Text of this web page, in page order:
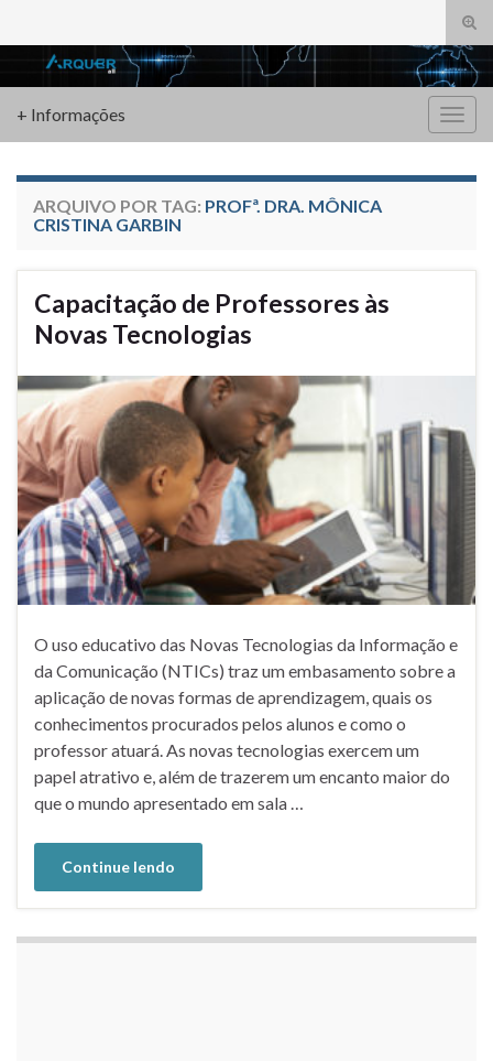
de
Search for:
+ Informações
ARQUIVO POR TAG: PROFª. DRA. MÔNICA
CRISTINA GARBIN
Capacitação de Professores às
Novas Tecnologias
O uso educativo das Novas Tecnologias da Informação e
da Comunicação (NTICs) traz um embasamento sobre a
aplicação de novas formas de aprendizagem, quais os
conhecimentos procurados pelos alunos e como o
professor atuará. As novas tecnologias exercem um
papel atrativo e, além de trazerem um encanto maior do
que o mundo apresentado em sala …
Continue lendo